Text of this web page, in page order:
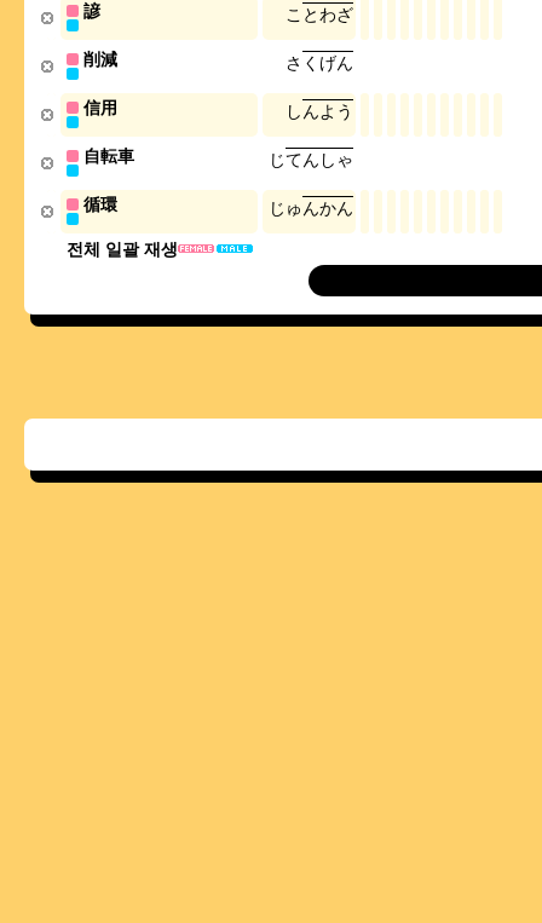
전체 일괄 재생
諺 こ と わざ
削減 さ く げん
信用 し んよ う
自転車 じてん し ゃ
循環 じ ゅ んかん